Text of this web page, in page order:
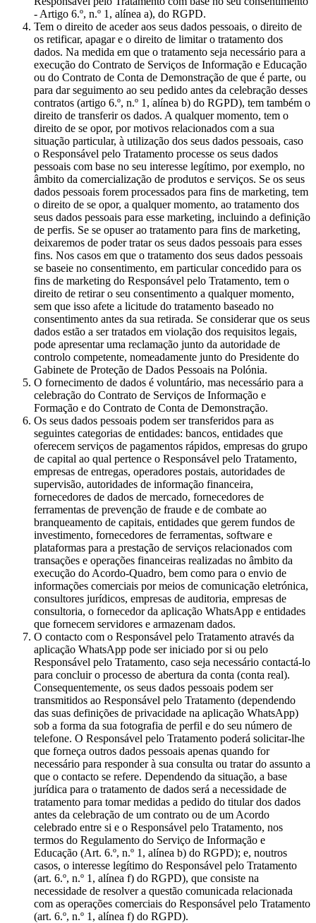
- Artigo 6.º, n.º 1, alínea a), do RGPD.
Tem o direito de aceder aos seus dados pessoais, o direito de
os retificar, apagar e o direito de limitar o tratamento dos
dados. Na medida em que o tratamento seja necessário para a
execução do Contrato de Serviços de Informação e Educação
ou do Contrato de Conta de Demonstração de que é parte, ou
para dar seguimento ao seu pedido antes da celebração desses
contratos (artigo 6.º, n.º 1, alínea b) do RGPD), tem também o
direito de transferir os dados. A qualquer momento, tem o
direito de se opor, por motivos relacionados com a sua
situação particular, à utilização dos seus dados pessoais, caso
o Responsável pelo Tratamento processe os seus dados
pessoais com base no seu interesse legítimo, por exemplo, no
âmbito da comercialização de produtos e serviços. Se os seus
dados pessoais forem processados para fins de marketing, tem
o direito de se opor, a qualquer momento, ao tratamento dos
seus dados pessoais para esse marketing, incluindo a definição
de perfis. Se se opuser ao tratamento para fins de marketing,
deixaremos de poder tratar os seus dados pessoais para esses
fins. Nos casos em que o tratamento dos seus dados pessoais
se baseie no consentimento, em particular concedido para os
fins de marketing do Responsável pelo Tratamento, tem o
direito de retirar o seu consentimento a qualquer momento,
sem que isso afete a licitude do tratamento baseado no
consentimento antes da sua retirada. Se considerar que os seus
dados estão a ser tratados em violação dos requisitos legais,
pode apresentar uma reclamação junto da autoridade de
controlo competente, nomeadamente junto do Presidente do
Gabinete de Proteção de Dados Pessoais na Polónia.
O fornecimento de dados é voluntário, mas necessário para a
celebração do Contrato de Serviços de Informação e
Formação e do Contrato de Conta de Demonstração.
Os seus dados pessoais podem ser transferidos para as
seguintes categorias de entidades: bancos, entidades que
oferecem serviços de pagamentos rápidos, empresas do grupo
de capital ao qual pertence o Responsável pelo Tratamento,
empresas de entregas, operadores postais, autoridades de
supervisão, autoridades de informação financeira,
fornecedores de dados de mercado, fornecedores de
ferramentas de prevenção de fraude e de combate ao
branqueamento de capitais, entidades que gerem fundos de
investimento, fornecedores de ferramentas, software e
plataformas para a prestação de serviços relacionados com
transações e operações financeiras realizadas no âmbito da
execução do Acordo-Quadro, bem como para o envio de
informações comerciais por meios de comunicação eletrónica,
consultores jurídicos, empresas de auditoria, empresas de
consultoria, o fornecedor da aplicação WhatsApp e entidades
que fornecem servidores e armazenam dados.
O contacto com o Responsável pelo Tratamento através da
aplicação WhatsApp pode ser iniciado por si ou pelo
Responsável pelo Tratamento, caso seja necessário contactá-lo
para concluir o processo de abertura da conta (conta real).
Consequentemente, os seus dados pessoais podem ser
transmitidos ao Responsável pelo Tratamento (dependendo
das suas definições de privacidade na aplicação WhatsApp)
sob a forma da sua fotografia de perfil e do seu número de
telefone. O Responsável pelo Tratamento poderá solicitar-lhe
que forneça outros dados pessoais apenas quando for
necessário para responder à sua consulta ou tratar do assunto a
que o contacto se refere. Dependendo da situação, a base
jurídica para o tratamento de dados será a necessidade de
tratamento para tomar medidas a pedido do titular dos dados
antes da celebração de um contrato ou de um Acordo
celebrado entre si e o Responsável pelo Tratamento, nos
termos do Regulamento do Serviço de Informação e
Educação (Art. 6.º, n.º 1, alínea b) do RGPD); e, noutros
casos, o interesse legítimo do Responsável pelo Tratamento
(art. 6.º, n.º 1, alínea f) do RGPD), que consiste na
necessidade de resolver a questão comunicada relacionada
com as operações comerciais do Responsável pelo Tratamento
(art. 6.º, n.º 1, alínea f) do RGPD).